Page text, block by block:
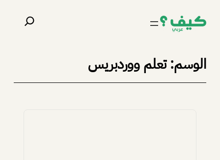
البحث
الوسم:تعلم ووردبريس